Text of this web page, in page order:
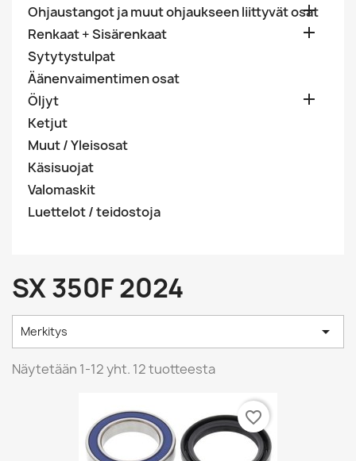
Ohjaustangot ja muut ohjaukseen liittyvät osat

Renkaat + Sisärenkaat 
Sytytystulpat
Äänenvaimentimen osat
Öljyt

Ketjut
Muut / Yleisosat
Käsisuojat
Valomaskit
Luettelot / teidostoja
SX 350F 2024
Merkitys 
Näytetään 1-12 yht. 12 tuotteesta
favorite_border